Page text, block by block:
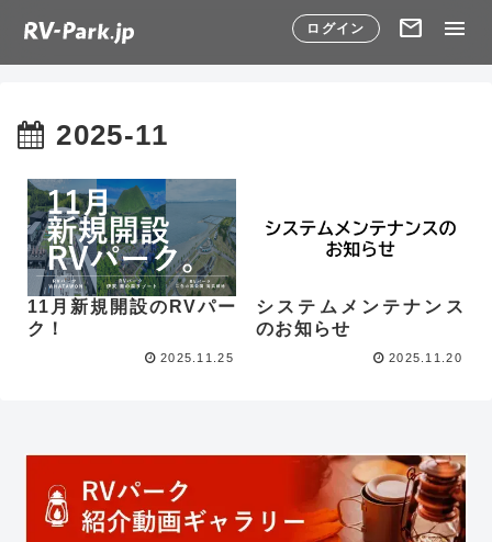
ログイン mail menu
2025-11
11月新規開設のRVパー
ク！
2025.11.25
システムメンテナンス
のお知らせ
2025.11.20